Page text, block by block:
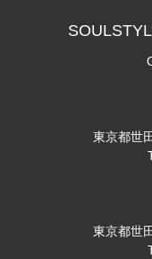
東京都世
東京都世